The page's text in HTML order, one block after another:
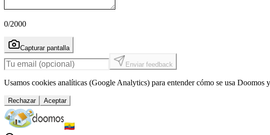
0/2000
Capturar pantalla
Enviar feedback
Usamos cookies analíticas (Google Analytics) para entender cómo se usa Doomos
Rechazar Aceptar